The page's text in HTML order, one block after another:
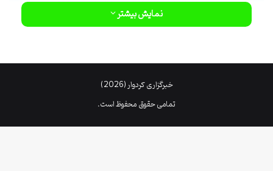
نمایش بیشتر
خبرگزاری کردوار (2026)
تمامی حقوق محفوظ است.